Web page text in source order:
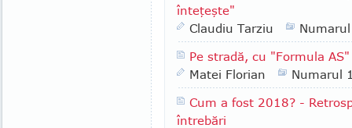
înteţeşte"
Claudiu Tarziu
Pe stradă, cu "Formula
Matei Florian
Numarul
Cum a fost 2018? -
întrebări